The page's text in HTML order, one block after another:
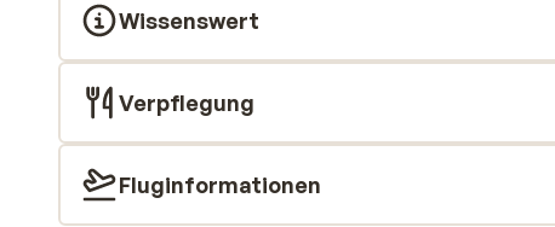
Wissenswert
Verpflegung
Fluginformationen